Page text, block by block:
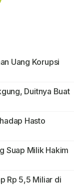
Uang Korupsi
Duitnya Buat
Hasto
Suap Milik Hakim
Rp 5,5 Miliar di